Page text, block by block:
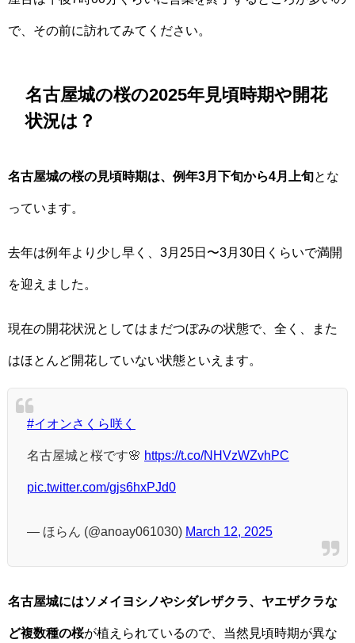
で、その前に訪れてみてください。
名古屋城の桜の2025年見頃時期や開花
状況は？
名古屋城の桜の見頃時期は、例年3月下旬から4月上旬とな
っています。
去年は例年より少し早く、3月25日〜3月30日くらいで満開
を迎えました。
現在の開花状況としてはまだつぼみの状態で、全く、また
はほとんど開花していない状態といえます。
#イオンさくら咲く
名古屋城と桜です🌸 https://t.co/NHVzWZvhPC
pic.twitter.com/gjs6hxPJd0
— ほらん (@anoay061030) March 12, 2025
名古屋城にはソメイヨシノやシダレザクラ、ヤエザクラな
ど複数種の桜が植えられているので、当然見頃時期が異な